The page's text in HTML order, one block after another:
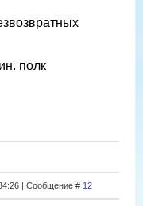
полк
| Сообщение # 12